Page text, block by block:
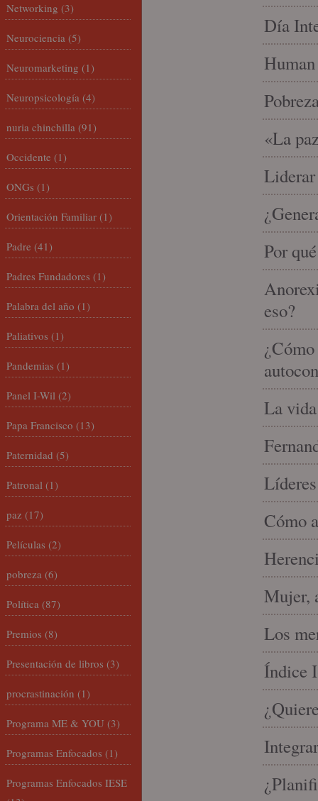
Día
«La
Liderar
Por
eso?
La
Cómo
Mujer,
Los
Índice
Networking (3)
Neurociencia (5)
Neuromarketing (1)
Neuropsicología (4)
nuria chinchilla (91)
Occidente (1)
ONGs (1)
Orientación Familiar (1)
Padre (41)
Padres Fundadores (1)
Palabra del año (1)
Paliativos (1)
Pandemias (1)
Panel I-Wil (2)
Papa Francisco (13)
Paternidad (5)
Patronal (1)
paz (17)
Películas (2)
pobreza (6)
Política (87)
Premios (8)
Presentación de libros (3)
procrastinación (1)
Programa ME & YOU (3)
Programas Enfocados (1)
Programas Enfocados IESE